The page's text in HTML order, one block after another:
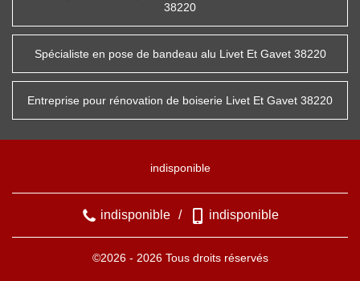
38220
Spécialiste en pose de bandeau alu Livet Et Gavet 38220
Entreprise pour rénovation de boiserie Livet Et Gavet 38220
indisponible
indisponible / indisponible
©2026 - 2026 Tous droits réservés